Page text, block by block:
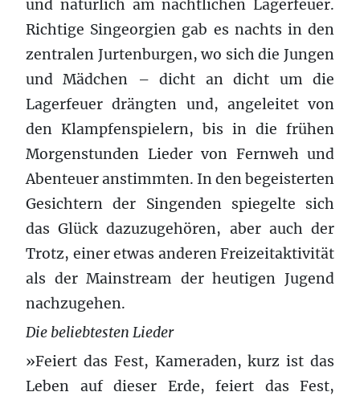
und natürlich am nächtlichen Lagerfeuer.
Richtige Singeorgien gab es nachts in den
zentralen Jurtenburgen, wo sich die Jungen
und Mädchen – dicht an dicht um die
Lagerfeuer drängten und, angeleitet von
den Klampfenspielern, bis in die frühen
Morgenstunden Lieder von Fernweh und
Abenteuer anstimmten. In den begeisterten
Gesichtern der Singenden spiegelte sich
das Glück dazuzugehören, aber auch der
Trotz, einer etwas anderen Freizeitaktivität
als der Mainstream der heutigen Jugend
nachzugehen.
Die beliebtesten Lieder
»Feiert das Fest, Kameraden, kurz ist das
Leben auf dieser Erde, feiert das Fest,